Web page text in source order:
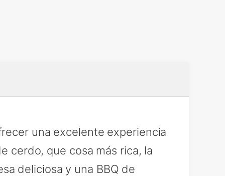
una excelente experiencia
cerdo, que cosa más rica, la
deliciosa y una BBQ de